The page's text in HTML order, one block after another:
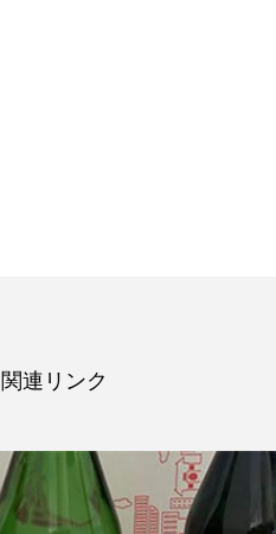
関連リンク